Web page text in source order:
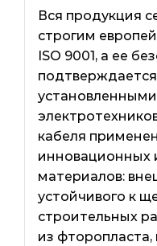
Вся продукция
строгим
ISO 9001, а ее
кабеля
инновационных
материалов:
устойчивого к
строительных
из